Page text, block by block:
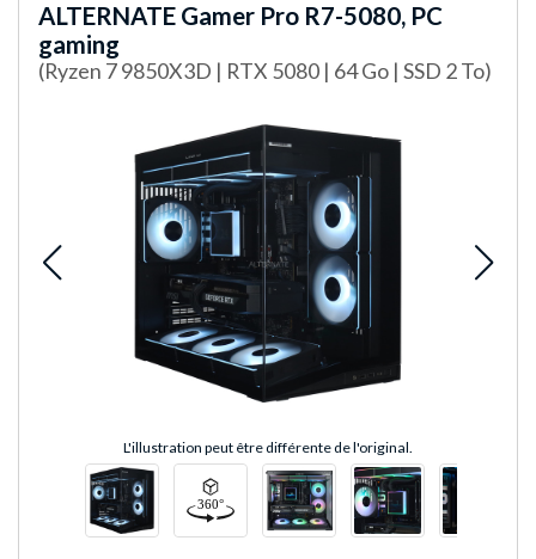
ALTERNATE Gamer Pro R7-5080, PC
gaming
(Ryzen 7 9850X3D | RTX 5080 | 64 Go | SSD 2 To)
L'illustration peut être différente de l'original.